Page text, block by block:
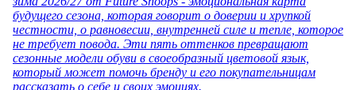
будущего сезона, которая говорит о доверии и хрупкой
честности, о равновесии, внутренней силе и тепле, которое
не требует повода. Эти пять оттенков превращают
сезонные модели обуви в своеобразный цветовой язык,
который может помочь бренду и его покупательницам
рассказать о себе и своих эмоциях.